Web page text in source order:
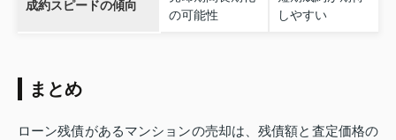
成約スピードの傾向
の可能性
しやすい
まとめ
ローン残債があるマンションの売却は、残債額と査定価格の